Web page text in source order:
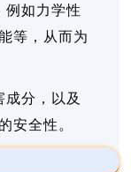
例如力学性
等，从而为
分，以及
安全性。